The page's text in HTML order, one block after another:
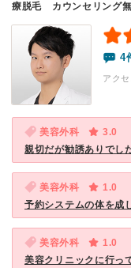
療脱毛 カウンセリング
4
アク
美容外科
3.0
親切だが勧誘ありでし
美容外科
1.0
予約システムの体を成
美容外科
1.0
美容クリニックに行っ